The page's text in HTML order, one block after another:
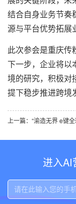
结合自身业务节奏
源与平台优势拓展
此次参会是重庆传
下一步，企业将以
境的研究，积极对
提下稳步推进跨境
进入AI